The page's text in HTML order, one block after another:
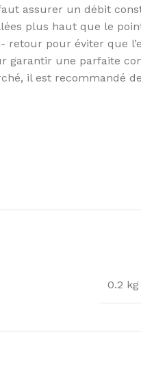
assurer un débit
plus haut que le
retour pour éviter que
garantir une parfaite
il est recommandé
0.2 kg